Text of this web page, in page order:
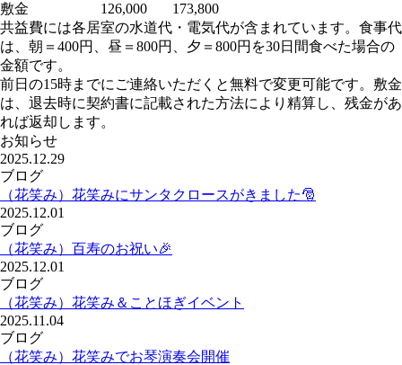
敷金
126,000
173,800
共益費には各居室の水道代・電気代が含まれています。食事代
は、朝＝400円、昼＝800円、夕＝800円を30日間食べた場合の
金額です。
前日の15時までにご連絡いただくと無料で変更可能です。敷金
は、退去時に契約書に記載された方法により精算し、残金があ
れば返却します。
お知らせ
2025.12.29
ブログ
（花笑み）花笑みにサンタクロースがきました🎅
2025.12.01
ブログ
（花笑み）百寿のお祝い🎉
2025.12.01
ブログ
（花笑み）花笑み＆ことほぎイベント
2025.11.04
ブログ
（花笑み）花笑みでお琴演奏会開催